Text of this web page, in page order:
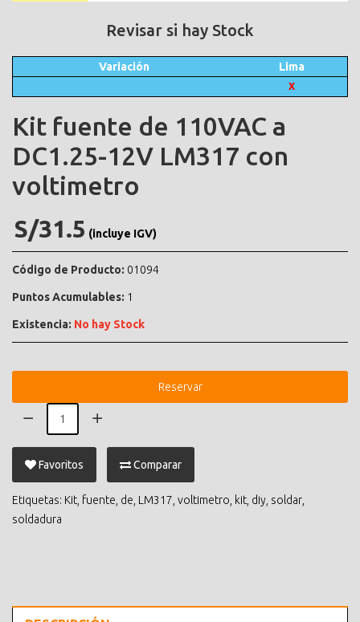
Revisar si hay Stock
Variación Lima
X
Kit fuente de 110VAC a
DC1.25-12V LM317 con
voltimetro
S/31.5 (incluye IGV)
Código de Producto: 01094
Puntos Acumulables: 1
Existencia: No hay Stock
Reservar
Favoritos Comparar
Etiquetas: Kit fuente de LM317 voltimetro kit diy soldar
soldadura